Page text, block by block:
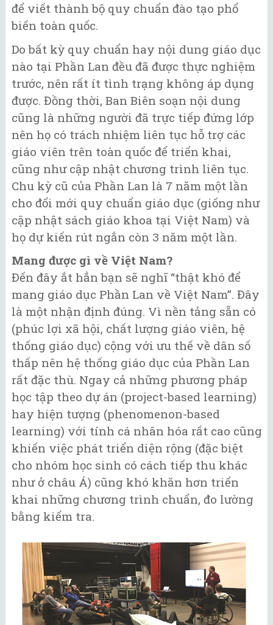
để viết thành bộ quy chuẩn đào tạo phổ
biến toàn quốc.
Do bất kỳ quy chuẩn hay nội dung giáo dục
nào tại Phần Lan đều đã được thực nghiệm
trước, nên rất ít tình trạng không áp dụng
được. Đồng thời, Ban Biên soạn nội dung
cũng là những người đã trực tiếp đứng lớp
nên họ có trách nhiệm liên tục hỗ trợ các
giáo viên trên toàn quốc để triển khai,
cũng như cập nhật chương trình liên tục.
Chu kỳ cũ của Phần Lan là 7 năm một lần
cho đổi mới quy chuẩn giáo dục (giống như
cập nhật sách giáo khoa tại Việt Nam) và
họ dự kiến rút ngắn còn 3 năm một lần.
Mang được gì về Việt Nam?
Đến đây ắt hẳn bạn sẽ nghĩ “thật khó để
mang giáo dục Phần Lan về Việt Nam”. Đây
là một nhận định đúng. Vì nền tảng sẵn có
(phúc lợi xã hội, chất lượng giáo viên, hệ
thống giáo dục) cộng với ưu thế về dân số
thấp nên hệ thống giáo dục của Phần Lan
rất đặc thù. Ngay cả những phương pháp
học tập theo dự án (project-based learning)
hay hiện tượng (phenomenon-based
learning) với tính cá nhân hóa rất cao cũng
khiến việc phát triển diện rộng (đặc biệt
cho nhóm học sinh có cách tiếp thu khác
như ở châu Á) cũng khó khăn hơn triển
khai những chương trình chuẩn, đo lường
bằng kiểm tra.